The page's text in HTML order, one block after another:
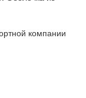
компании